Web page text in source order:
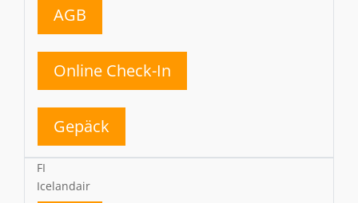
AGB
Online Check-In
Gepäck
FI
Icelandair